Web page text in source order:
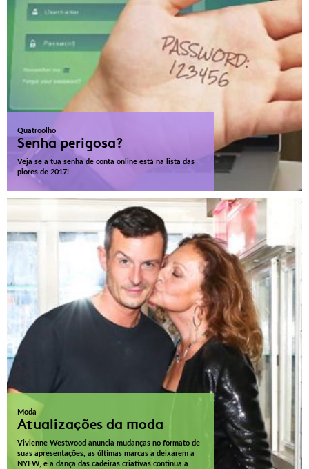
Quatroolho
Senha perigosa?
Veja se a tua senha de conta online está na lista das
piores de 2017!
Moda
Atualizações da moda
Vivienne Westwood anuncia mudanças no formato de
suas apresentações, as últimas marcas a deixarem a
NYFW, e a dança das cadeiras criativas continua a